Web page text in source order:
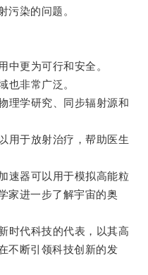
污染的问题。
更为可行和安全。
非常广泛。
学研究、同步辐射源和
于放射治疗，帮助医生
器可以用于模拟高能粒
家进一步了解宇宙的奥
代科技的代表，以其高
不断引领科技创新的发